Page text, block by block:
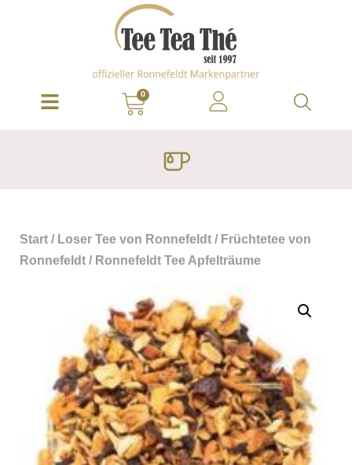
0
Start / Loser Tee von Ronnefeldt / Früchtetee von
Ronnefeldt / Ronnefeldt Tee Apfelträume